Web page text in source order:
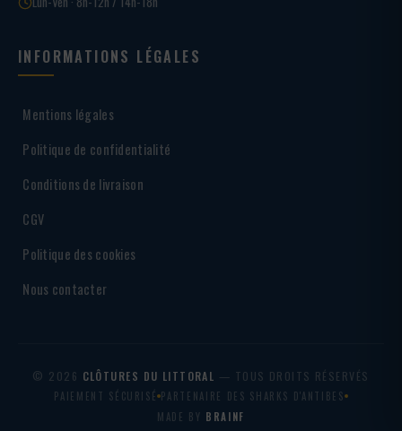
INFORMATIONS LÉGALES
Mentions légales
Politique de confidentialité
Conditions de livraison
CGV
Politique des cookies
Nous contacter
© 2026 CLÔTURES DU LITTORAL — TOUS DROITS RÉSERVÉS
PAIEMENT SÉCURISÉ PARTENAIRE DES SHARKS D'ANTIBES
MADE BY BRAINF